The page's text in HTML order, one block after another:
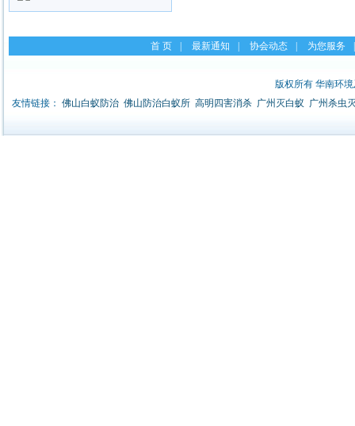
首 页 最新通知 协会动态 为您服务
版权所有 华南环
友情链接： 佛山白蚁防治 佛山防治白蚁所 高明四害消杀 广州灭白蚁 广州杀虫